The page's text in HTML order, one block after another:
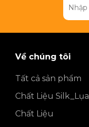
Về chúng tôi
Tất cả sản phẩm
Chất Liệu Silk_Lụa
Chất Liệu